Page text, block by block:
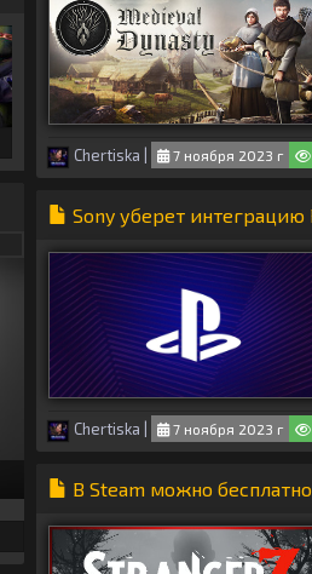
Chertiska 7 ноября 2023 г
Sony уберет интеграцию
Chertiska 7 ноября 2023 г
В Steam можно